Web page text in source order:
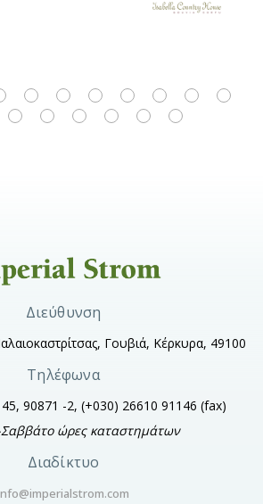
Διεύθυνση
Γουβιά, Κέρκυρα, 49100
Τηλέφωνα
90871 -2, (+030) 26610 91146 (fax)
ώρες καταστημάτων
Διαδίκτυο